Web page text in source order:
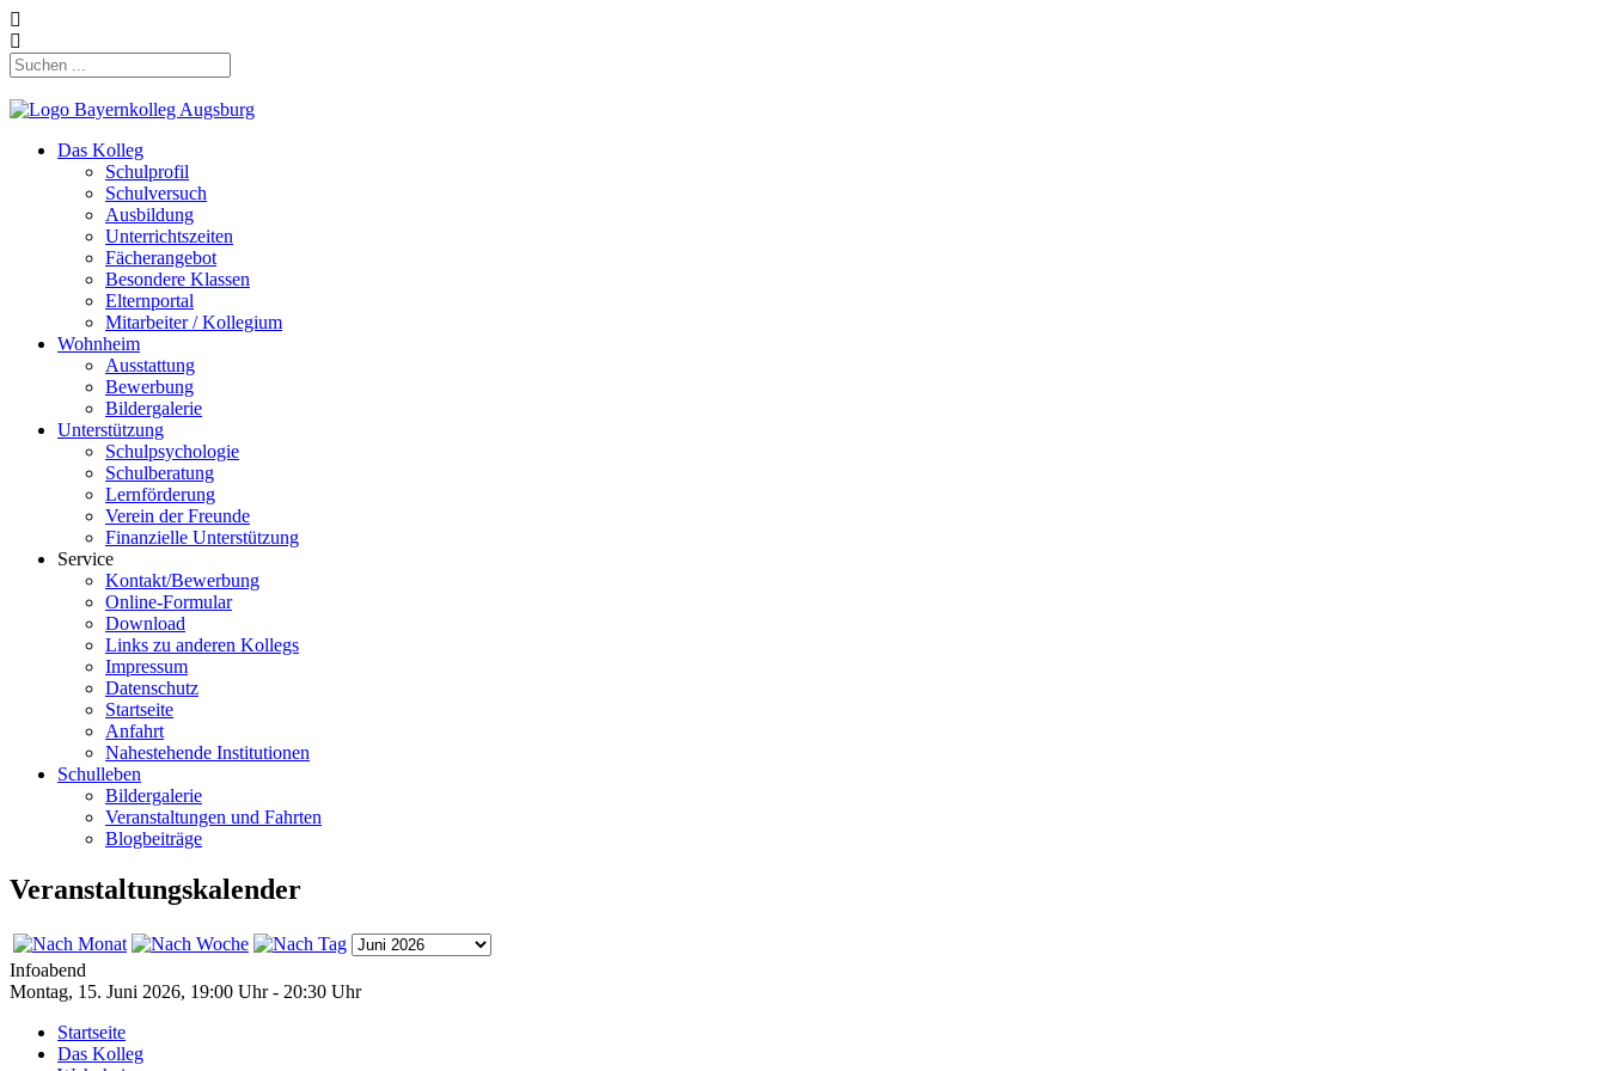
Das Kolleg
Schulprofil
Schulversuch
Ausbildung
Unterrichtszeiten
Fächerangebot
Besondere Klassen
Elternportal
Mitarbeiter / Kollegium
Wohnheim
Ausstattung
Bewerbung
Bildergalerie
Unterstützung
Schulpsychologie
Schulberatung
Lernförderung
Verein der Freunde
Finanzielle Unterstützung
Service
Kontakt/Bewerbung
Online-Formular
Download
Links zu anderen Kollegs
Impressum
Datenschutz
Startseite
Anfahrt
Nahestehende Institutionen
Schulleben
Bildergalerie
Veranstaltungen und Fahrten
Blogbeiträge
Veranstaltungskalender
Infoabend
Montag, 15. Juni 2026, 19:00 Uhr - 20:30 Uhr
Startseite
Das Kolleg